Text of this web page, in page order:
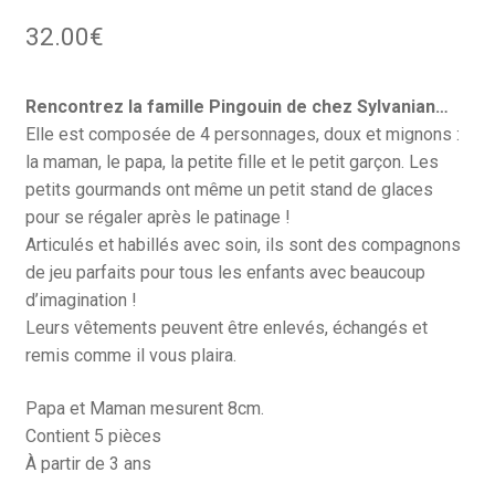
32.00€
Rencontrez la famille Pingouin de chez Sylvanian…
Elle est composée de 4 personnages, doux et mignons :
la maman, le papa, la petite fille et le petit garçon. Les
petits gourmands ont même un petit stand de glaces
pour se régaler après le patinage !
Articulés et habillés avec soin, ils sont des compagnons
de jeu parfaits pour tous les enfants avec beaucoup
d’imagination !
Leurs vêtements peuvent être enlevés, échangés et
remis comme il vous plaira.
Papa et Maman mesurent 8cm.
Contient 5 pièces
À partir de 3 ans